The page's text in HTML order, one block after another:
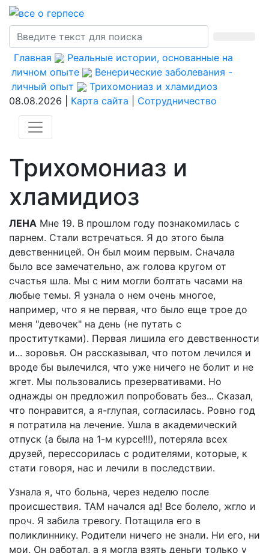
Главная
Реальные истории, основанные на
личном опыте
Венерические заболевания -
личный опыт
Трихомониаз и хламидиоз
08.08.2026 | Карта сайта Сотрудничество
Трихомониаз и
хламидиоз
ЛЕНА Мне 19. В прошлом году познакомилась с
парнем. Стали встречаться. Я до этого была
девственницей. Он был моим первым. Сначала
было все замечательно, аж голова кругом от
счастья шла. Мы с ним могли болтать часами на
любые темы. Я узнала о нем очень многое,
например, что я не первая, что было еще трое до
меня "девочек" на день (не путать с
проститутками). Первая лишила его девственности
и... зоровья. Он рассказывал, что потом лечился и
вроде бы вылечился, что уже ничего не болит и не
жгет. Мы пользовались презервативами. Но
однажды он предложил попробовать без... Сказал,
что понравится, а я-глупая, согласилась. Ровно год
я потратила на лечение. Ушла в академический
отпуск (а была на 1-м курсе!!!), потеряла всех
друзей, перессорилась с родителями, которые, к
стати говоря, нас и лечили в последствии.
Узнала я, что больна, через неделю после
происшествия. ТАМ начался ад! Все болело, жгло и
проч. Я забила тревогу. Потащила его в
поликлиннику. Родители ничего не знали. Ни его, ни
мои. Он работал, а я могла взять деньги только у